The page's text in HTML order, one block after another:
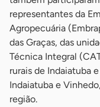
representantes da
Agropecuária
das Graças, das
Técnica Integral
rurais de Indaiatuba
Indaiatuba e
região.